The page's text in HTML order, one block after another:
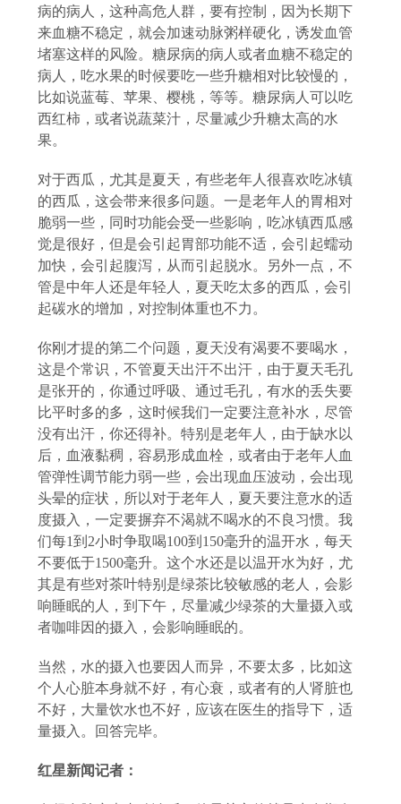
病的病人，这种高危人群，要有控制，因为长期下
来血糖不稳定，就会加速动脉粥样硬化，诱发血管
堵塞这样的风险。糖尿病的病人或者血糖不稳定的
病人，吃水果的时候要吃一些升糖相对比较慢的，
比如说蓝莓、苹果、樱桃，等等。糖尿病人可以吃
西红柿，或者说蔬菜汁，尽量减少升糖太高的水
果。
对于西瓜，尤其是夏天，有些老年人很喜欢吃冰镇
的西瓜，这会带来很多问题。一是老年人的胃相对
脆弱一些，同时功能会受一些影响，吃冰镇西瓜感
觉是很好，但是会引起胃部功能不适，会引起蠕动
加快，会引起腹泻，从而引起脱水。另外一点，不
管是中年人还是年轻人，夏天吃太多的西瓜，会引
起碳水的增加，对控制体重也不力。
你刚才提的第二个问题，夏天没有渴要不要喝水，
这是个常识，不管夏天出汗不出汗，由于夏天毛孔
是张开的，你通过呼吸、通过毛孔，有水的丢失要
比平时多的多，这时候我们一定要注意补水，尽管
没有出汗，你还得补。特别是老年人，由于缺水以
后，血液黏稠，容易形成血栓，或者由于老年人血
管弹性调节能力弱一些，会出现血压波动，会出现
头晕的症状，所以对于老年人，夏天要注意水的适
度摄入，一定要摒弃不渴就不喝水的不良习惯。我
们每1到2小时争取喝100到150毫升的温开水，每天
不要低于1500毫升。这个水还是以温开水为好，尤
其是有些对茶叶特别是绿茶比较敏感的老人，会影
响睡眠的人，到下午，尽量减少绿茶的大量摄入或
者咖啡因的摄入，会影响睡眠的。
当然，水的摄入也要因人而异，不要太多，比如这
个人心脏本身就不好，有心衰，或者有的人肾脏也
不好，大量饮水也不好，应该在医生的指导下，适
量摄入。回答完毕。
红星新闻记者：